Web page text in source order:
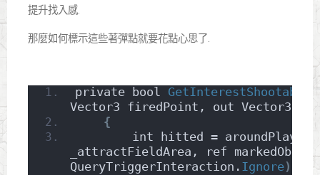
提升找入感.
那麼如何標示這些著彈點就要花點心思了.
private bool
Vector3 firedPoint, out Vector3
{
int hitted =
_attractFieldArea, ref
QueryTriggerInteraction. Ignore)